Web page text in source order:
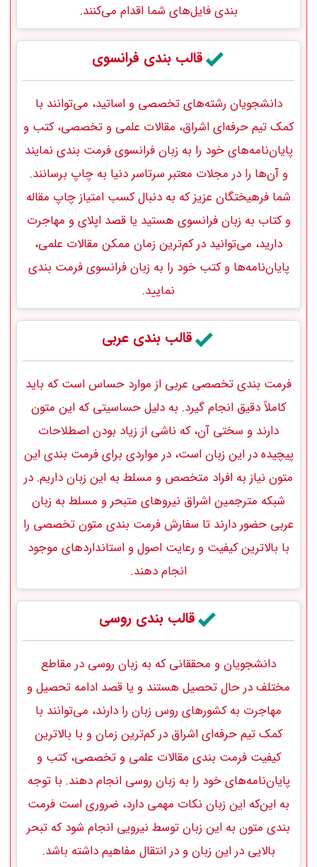
بندی فایل‌های شما اقدام می‌کنند.
قالب بندی فرانسوی
دانشجویان رشته‌های تخصصی و اساتید، می‌توانند با
کمک تیم حرفه‌ای اشراق، مقالات علمی و تخصصی، کتب و
پایان‌نامه‌های خود را به زبان فرانسوی‌ فرمت بندی نمایند
و آن‌ها را در مجلات معتبر سرتاسر دنیا به چاپ برسانند.
شما فرهیختگان عزیز که به دنبال کسب امتیاز چاپ مقاله
و کتاب به زبان فرانسوی هستید یا قصد اپلای و مهاجرت
دارید، می‌توانید در کم‌ترین زمان ممکن مقالات علمی،
پایان‌نامه‌ها و کتب خود را به زبان فرانسوی‌ فرمت بندی
نمایید.
قالب بندی عربی
فرمت بندی تخصصی عربی از موارد حساس است که باید
کاملاً دقیق انجام گیرد. به دلیل حساسیتی که این متون
دارند و سختی آن‌، که ناشی از زیاد بودن اصطلاحات
پیچیده در این زبان است، در مواردی برای‌ فرمت بندی این
متون نیاز به افراد متخصص و مسلط به این زبان داریم. در
شبکه مترجمین اشراق نیروهای متبحر و مسلط به زبان
عربی حضور دارند تا سفارش‌ فرمت بندی متون تخصصی را
با بالاترین کیفیت و رعایت اصول و استانداردهای موجود
انجام دهند.
قالب بندی روسی
دانشجویان و محققانی که به زبان روسی در مقاطع
مختلف در حال تحصیل هستند و یا قصد ادامه تحصیل و
مهاجرت به کشورهای روس زبان را دارند، می‌توانند با
کمک تیم حرفه‌ای اشراق در کم‌ترین زمان و با بالاترین
کیفیت‌ فرمت‌ بندی مقالات علمی و تخصصی، کتب و
پایان‌نامه‌های خود را به زبان روسی‌ انجام دهند. با توجه
به این‌که این زبان نکات مهمی دارد، ضروری است فرمت‌
بندی متون به این زبان توسط نیرویی انجام شود که تبحر
بالایی در این زبان و در انتقال مفاهیم داشته باشد.